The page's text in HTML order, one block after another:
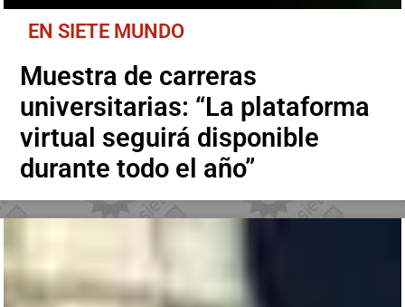
EN SIETE MUNDO
Muestra de carreras
universitarias: “La plataforma
virtual seguirá disponible
durante todo el año”